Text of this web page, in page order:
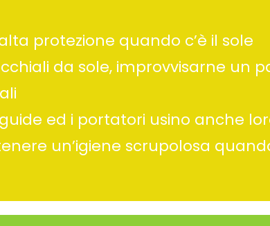
protezione quando c’è il sole
da sole, improvvisarne un
ed i portatori usino anche
un’igiene scrupolosa